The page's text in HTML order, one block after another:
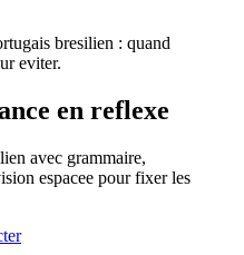
bresilien : quand
eviter.
en reflexe
avec grammaire,
espacee pour fixer les